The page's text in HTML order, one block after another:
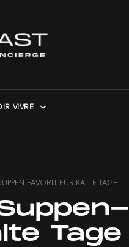
VIVRE
FAVORIT FÜR KALTE TAGE
Tage